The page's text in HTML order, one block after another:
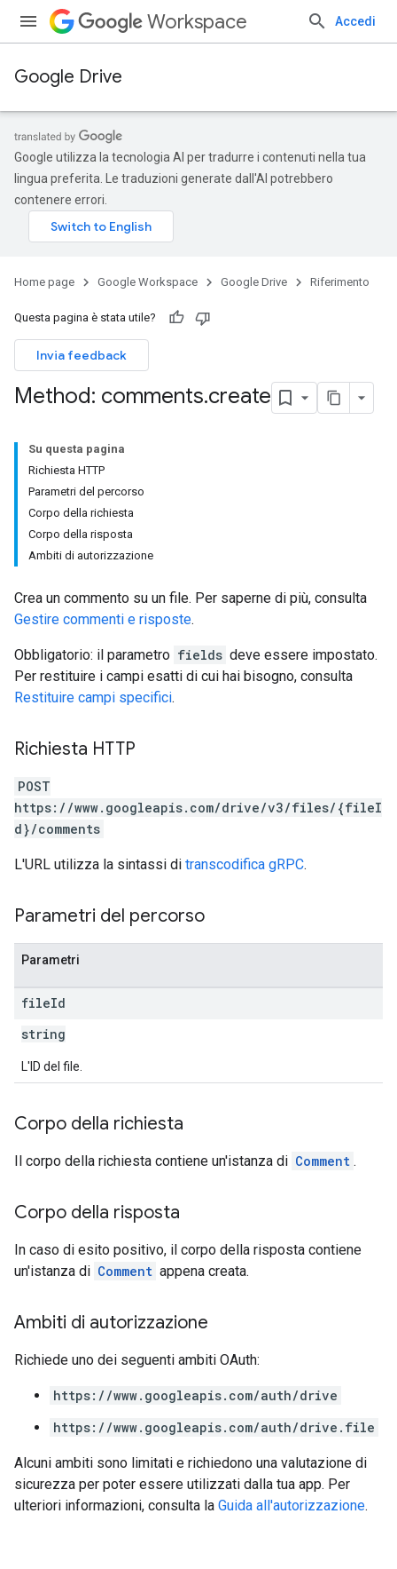
Workspace Accedi
Google Drive
Google utilizza la tecnologia AI per tradurre i contenuti nella tua
lingua preferita. Le traduzioni generate dall'AI potrebbero
contenere errori.
Home page Google Workspace Google Drive Riferimento
Questa pagina è stata utile?
Invia feedback
Method: comments.create
Su questa pagina
Richiesta HTTP
Parametri del percorso
Corpo della richiesta
Corpo della risposta
Ambiti di autorizzazione
Crea un commento su un file. Per saperne di più, consulta
Gestire commenti e risposte.
Obbligatorio: il parametro fields deve essere impostato.
Per restituire i campi esatti di cui hai bisogno, consulta
Restituire campi specifici.
Richiesta HTTP
POST
https://www.googleapis.com/drive/v3/files/{fileI
d}/comments
L'URL utilizza la sintassi di transcodifica gRPC.
Parametri del percorso
Parametri
fileId
string
L'ID del file.
Corpo della richiesta
Il corpo della richiesta contiene un'istanza di Comment .
Corpo della risposta
In caso di esito positivo, il corpo della risposta contiene
un'istanza di Comment appena creata.
Ambiti di autorizzazione
Richiede uno dei seguenti ambiti OAuth:
https://www.googleapis.com/auth/drive
https://www.googleapis.com/auth/drive.file
Alcuni ambiti sono limitati e richiedono una valutazione di
sicurezza per poter essere utilizzati dalla tua app. Per
ulteriori informazioni, consulta la Guida all'autorizzazione.